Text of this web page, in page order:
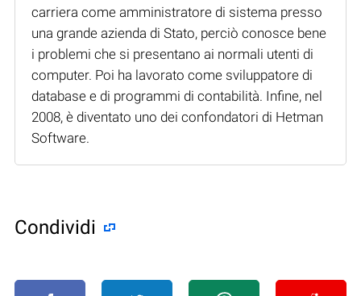
carriera come amministratore di sistema presso
una grande azienda di Stato, perciò conosce bene
i problemi che si presentano ai normali utenti di
computer. Poi ha lavorato come sviluppatore di
database e di programmi di contabilità. Infine, nel
2008, è diventato uno dei confondatori di Hetman
Software.
Condividi